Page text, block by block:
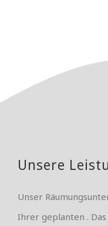
Unsere
Unser
Ihrer geplanten .